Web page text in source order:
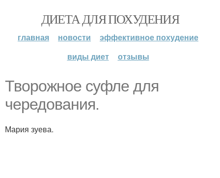
ДИЕТА ДЛЯ ПОХУДЕНИЯ
главная новости
эффективное похудение
виды диет
отзывы
Творожное суфле для
чередования.
Мария зуева.